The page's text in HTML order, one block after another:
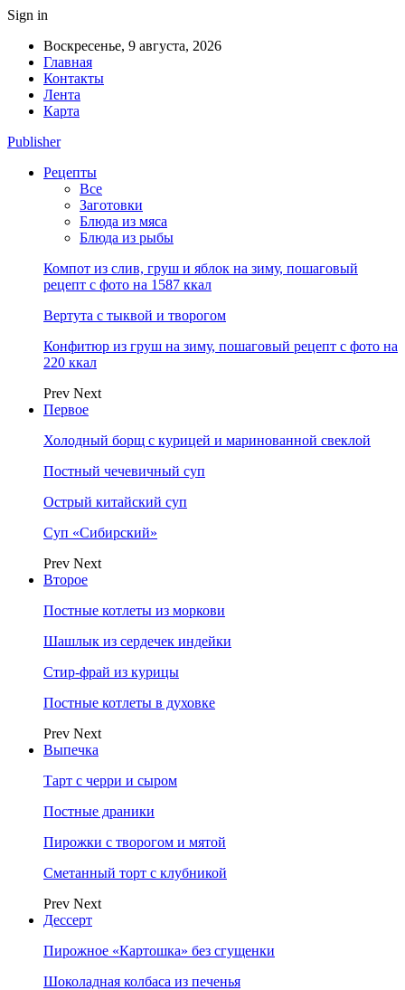
Sign in
Воскресенье, 9 августа, 2026
Главная
Контакты
Лента
Карта
Publisher
Рецепты
Все
Заготовки
Блюда из мяса
Блюда из рыбы
Компот из слив, груш и яблок на зиму, пошаговый
рецепт с фото на 1587 ккал
Вертута с тыквой и творогом
Конфитюр из груш на зиму, пошаговый рецепт с фото на
220 ккал
Prev Next
Первое
Холодный борщ с курицей и маринованной свеклой
Постный чечевичный суп
Острый китайский суп
Суп «Сибирский»
Prev Next
Второе
Постные котлеты из моркови
Шашлык из сердечек индейки
Стир-фрай из курицы
Постные котлеты в духовке
Prev Next
Выпечка
Тарт с черри и сыром
Постные драники
Пирожки с творогом и мятой
Сметанный торт с клубникой
Prev Next
Дессерт
Пирожное «Картошка» без сгущенки
Шоколадная колбаса из печенья